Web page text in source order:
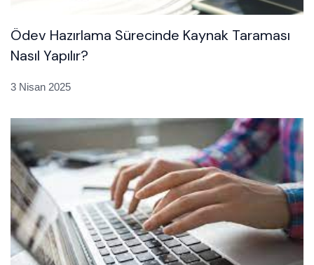
Ödev Hazırlama Sürecinde Kaynak Taraması
Nasıl Yapılır?
3 Nisan 2025